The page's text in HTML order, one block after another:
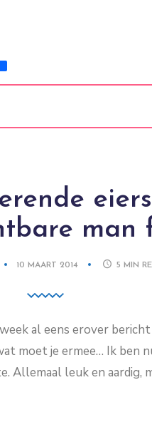
man
10 MAART 2014 5 MIN
al eens erover
moet je ermee… Ik ben
Allemaal leuk en aardig,